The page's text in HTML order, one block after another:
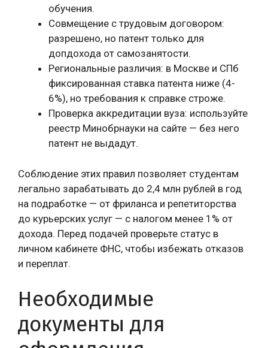
обучения.
Совмещение с трудовым договором:
разрешено, но патент только для
допдохода от самозанятости.
Региональные различия: в Москве и СПб
фиксированная ставка патента ниже (4-
6%), но требования к справке строже.
Проверка аккредитации вуза: используйте
реестр Минобрнауки на сайте — без него
патент не выдадут.
Соблюдение этих правил позволяет студентам
легально зарабатывать до 2,4 млн рублей в год
на подработке — от фриланса и репетиторства
до курьерских услуг — с налогом менее 1% от
дохода. Перед подачей проверьте статус в
личном кабинете ФНС, чтобы избежать отказов
и переплат.
Необходимые
документы для